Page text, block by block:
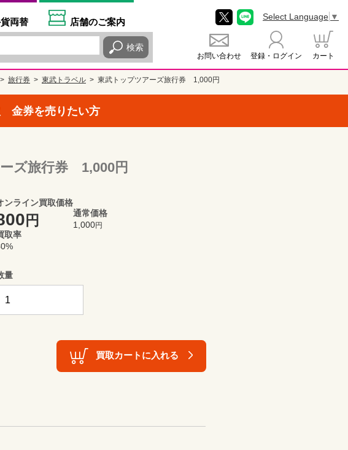
両替 店舗のご案内
検索
お問い合わせ 登録・ログイン カート
Select Language ▼
旅行券 東武トラベル 東武トップツアーズ旅行券 1,000円
金券を売りたい方
ズ旅行券 1,000円
ンライン買取価格
円
通常価格
1,000円
取率
量
買取カートに入れる